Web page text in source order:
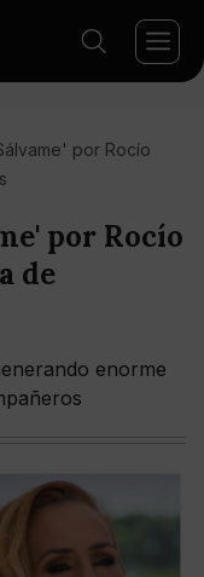
por Rocío
por Rocío
de
enorme